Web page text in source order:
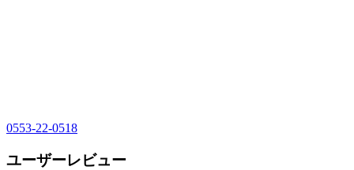
0553-22-0518
ユーザーレビュー